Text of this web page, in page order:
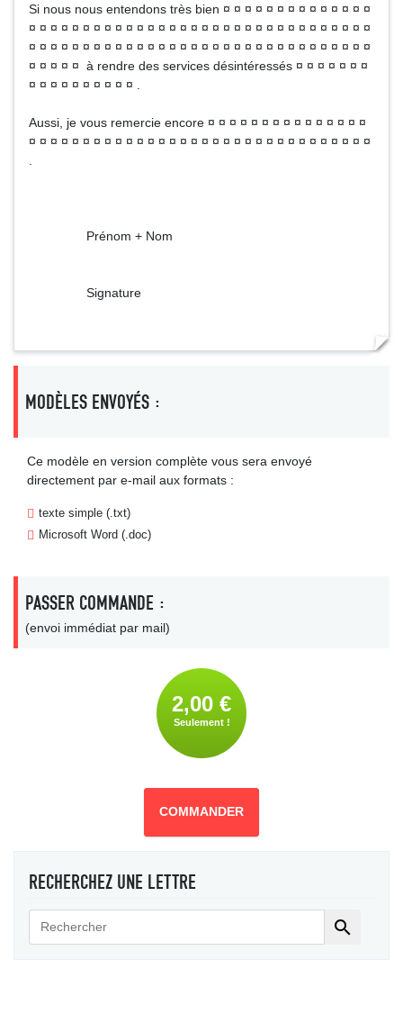
Si nous nous entendons très bien ¤ ¤ ¤ ¤ ¤ ¤ ¤ ¤ ¤ ¤ ¤ ¤ ¤ ¤
¤ ¤ ¤ ¤ ¤ ¤ ¤ ¤ ¤ ¤ ¤ ¤ ¤ ¤ ¤ ¤ ¤ ¤ ¤ ¤ ¤ ¤ ¤ ¤ ¤ ¤ ¤ ¤ ¤ ¤ ¤ ¤
¤ ¤ ¤ ¤ ¤ ¤ ¤ ¤ ¤ ¤ ¤ ¤ ¤ ¤ ¤ ¤ ¤ ¤ ¤ ¤ ¤ ¤ ¤ ¤ ¤ ¤ ¤ ¤ ¤ ¤ ¤ ¤
¤ ¤ ¤ ¤ ¤ à rendre des services désintéressés ¤ ¤ ¤ ¤ ¤ ¤ ¤
¤ ¤ ¤ ¤ ¤ ¤ ¤ ¤ ¤ ¤ .
Aussi, je vous remercie encore ¤ ¤ ¤ ¤ ¤ ¤ ¤ ¤ ¤ ¤ ¤ ¤ ¤ ¤ ¤
¤ ¤ ¤ ¤ ¤ ¤ ¤ ¤ ¤ ¤ ¤ ¤ ¤ ¤ ¤ ¤ ¤ ¤ ¤ ¤ ¤ ¤ ¤ ¤ ¤ ¤ ¤ ¤ ¤ ¤ ¤ ¤
Prénom + Nom
Signature
MODÈLES ENVOYÉS :
Ce modèle en version complète vous sera envoyé
directement par e-mail aux formats :
texte simple (.txt)
Microsoft Word (.doc)
PASSER COMMANDE :
(envoi immédiat par mail)
2,00 €
Seulement !
COMMANDER
RECHERCHEZ UNE LETTRE
